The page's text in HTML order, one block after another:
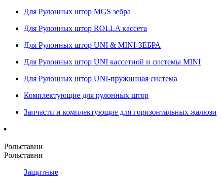
Для Рулонных штор MGS зебра
Для Рулонных штор ROLLA кассета
Для Рулонных штор UNI & MINI-ЗЕБРА
Для Рулонных штор UNI кассетной и системы MINI
Для Рулонных штор UNI-пружинная система
Комплектующие для рулонных штор
Запчасти и комплектующие для горизонтальных жалюзи
Рольставни
Рольставни
Защитные